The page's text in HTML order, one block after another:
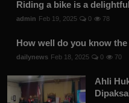
Riding a bike is a
admin Feb 19, 2025 0 78
How well do you know
dailynews Feb 18, 2025 0 70
Ahli